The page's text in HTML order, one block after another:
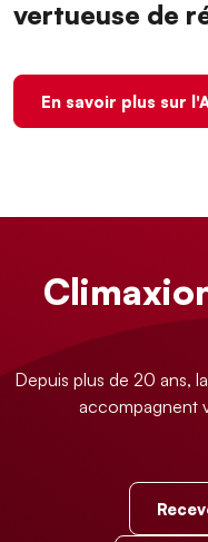
vertueuse de
En savoir plus sur
Depuis plus de 20 ans,
accompagnent